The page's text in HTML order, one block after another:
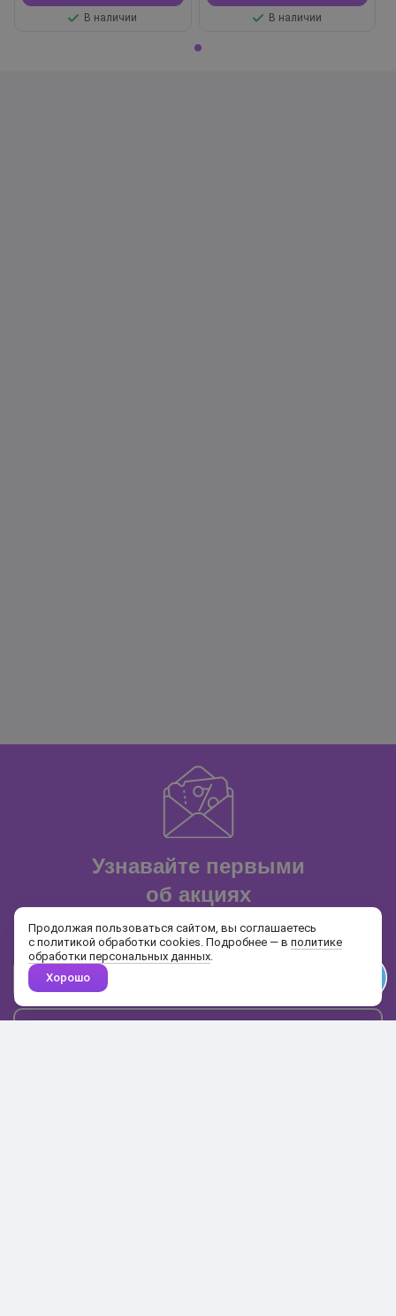
В наличии В наличии
Узнавайте первыми
об акциях
и распродажах
Почта
Продолжая пользоваться сайтом, вы соглашаетесь
с политикой обработки cookies. Подробнее — в политике
обработки персональных данных.
Хорошо